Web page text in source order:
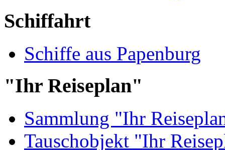
Schiffahrt
Schiffe aus Papenburg
"Ihr Reiseplan"
Sammlung "Ihr
Tauschobjekt "Ihr